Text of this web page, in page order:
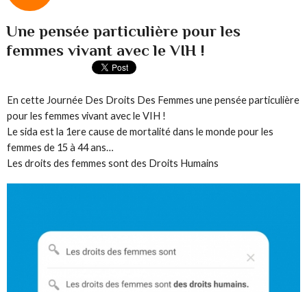
Une pensée particulière pour les
femmes vivant avec le VIH !
En cette Journée Des Droits Des Femmes une pensée particulière
pour les femmes vivant avec le VIH !
Le sida est la 1ere cause de mortalité dans le monde pour les
femmes de 15 à 44 ans…
Les droits des femmes sont des Droits Humains